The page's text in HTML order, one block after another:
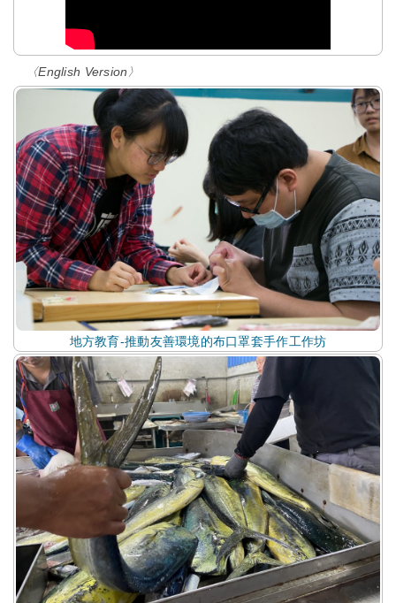
〈English Version〉
地方教育-推動友善環境的布口罩套手作工作坊